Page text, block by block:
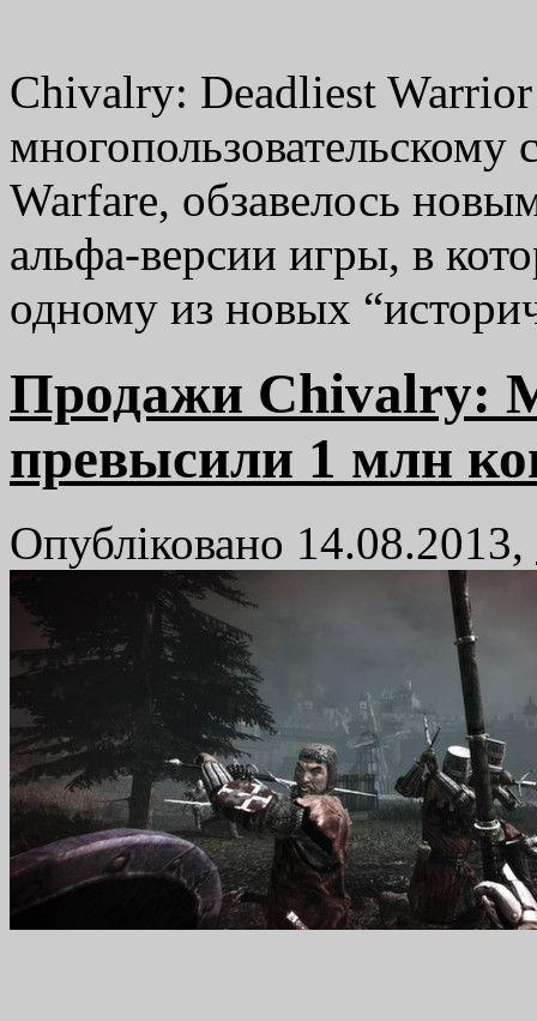
Chivalry: Deadliest
Warfare, обзавелось
альфа-версии игры, в
одному из новых
Продажи Chivalry:
превысили 1 млн
Опубліковано 14.08.2013,